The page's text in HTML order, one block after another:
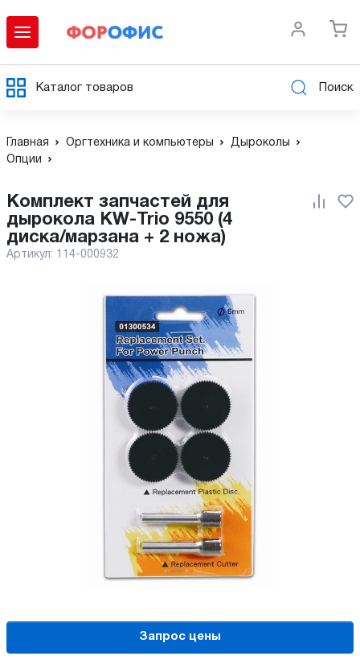
Каталог товаров Поиск
Главная Оргтехника и компьютеры
Дыроколы
Опции
Комплект запчастей для
дырокола KW-Trio 9550 (4
диска/марзана + 2 ножа)
Артикул: 114-000932
Запрос цены